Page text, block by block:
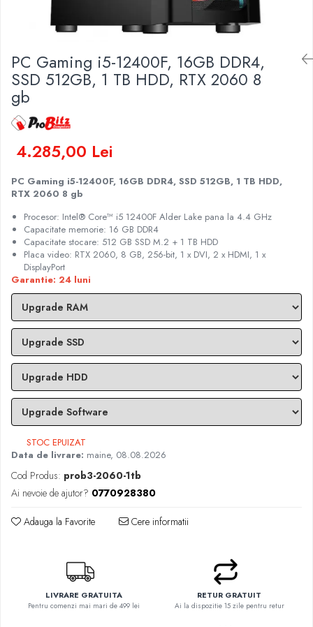
Genti Laptop
Incarcatoare laptop
Standuri și Coolere Laptop
Alte accesorii
Card reader
Carcase
Placi de baza
Ventilatoare carcasa
Componente Renew/Refurbished
Placi de baza REFURBISHED
Procesoare
PC All-in-One
All-in-One REFURBISHED
Calculatoare All-in-One RENEW
Componente All-in-One
PC Gaming i5-12400F, 16GB DDR4,
SSD 512GB, 1 TB HDD, RTX 2060 8
gb
4.285,00 Lei
PC Gaming i5-12400F, 16GB DDR4, SSD 512GB, 1 TB HDD,
RTX 2060 8 gb
Procesor: Intel® Core™ i5 12400F Alder Lake pana la 4.4 GHz
Capacitate memorie: 16 GB DDR4
Capacitate stocare: 512 GB SSD M.2 + 1 TB HDD
Placa video: RTX 2060, 8 GB, 256-bit, 1 x DVI, 2 x HDMI, 1 x
DisplayPort
Garantie: 24 luni
STOC EPUIZAT
Data de livrare: maine, 08.08.2026
Cod Produs: prob3-2060-1tb
Ai nevoie de ajutor? 0770928380
Adauga la Favorite Cere informatii
LIVRARE GRATUITA
Pentru comenzi mai mari de 499 lei
RETUR GRATUIT
Ai la dispozitie 15 zile pentru retur